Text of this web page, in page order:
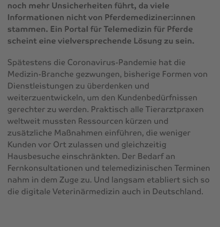
noch mehr Unsicherheiten führt, da viele
Informationen nicht von Pferdemediziner:innen
stammen. Ein Portal für Telemedizin für Pferde
scheint eine vielversprechende Lösung zu sein.
Spätestens die Coronavirus-Pandemie hat die
Medizin-Branche gezwungen, bisherige Formen von
Dienstleistungen zu überdenken und
weiterzuentwickeln, um den Kundenbedürfnissen
gerechter zu werden. Praktisch alle Tierarztpraxen
weltweit mussten Ressourcen kürzen und
zusätzliche Maßnahmen einführen, die weniger
Kunden vor Ort zulassen und gleichzeitig
Hausbesuche einschränkten. Der Bedarf an
Fernkonsultationen und telemedizinischen Terminen
nahm in dem Zuge zu. Und langsam etabliert sich so
die digitale Veterinärmedizin auch in Deutschland.